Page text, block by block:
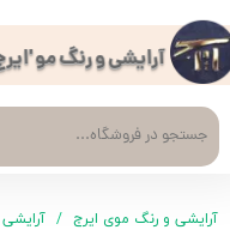
آرایشی و رنگ مو
حساب کاربری من
تغییر گذر واژه
سفارشات
خروج از حساب کاربری
آرایشی و رنگ موی ایرج آرایشی